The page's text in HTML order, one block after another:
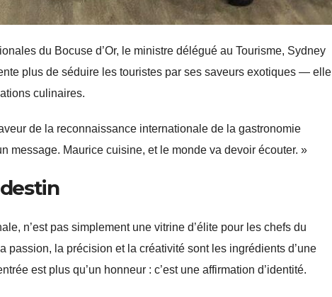
du Bocuse d’Or, le ministre délégué au Tourisme, Sydney
plus de séduire les touristes par ses saveurs exotiques — elle
culinaires.
de la reconnaissance internationale de la gastronomie
message. Maurice cuisine, et le monde va devoir écouter. »
n’est pas simplement une vitrine d’élite pour les chefs du
passion, la précision et la créativité sont les ingrédients d’une
est plus qu’un honneur : c’est une affirmation d’identité.